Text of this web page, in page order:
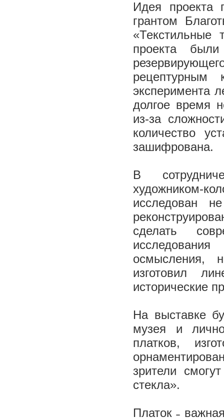
Идея проекта
грантом
«Текстильные
проекта
эксперимента
долгое время
из-за
количество
зашифрована.
В
исследован
сделать
осмысления,
изготовил
исторические
На выставке
музея и
платков,
зрители
стекла».
Платок ˗